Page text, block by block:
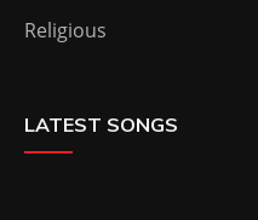
Religious
LATEST SONGS